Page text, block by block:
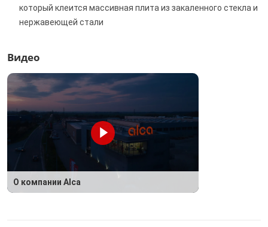
который клеится массивная плита из закаленного стекла и
нержавеющей стали
Видео
О компании Alca